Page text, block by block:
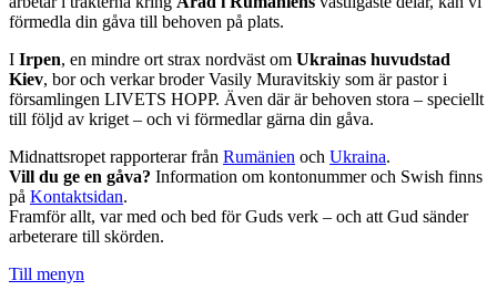
förmedla din gåva till behoven på plats.
I Irpen, en mindre ort strax nordväst om Ukrainas huvudstad
Kiev, bor och verkar broder Vasily Muravitskiy som är pastor i
församlingen LIVETS HOPP. Även där är behoven stora – speciellt
till följd av kriget – och vi förmedlar gärna din gåva.
Midnattsropet rapporterar från Rumänien och Ukraina.
Vill du ge en gåva? Information om kontonummer och Swish finns
på Kontaktsidan.
Framför allt, var med och bed för Guds verk – och att Gud sänder
arbeterare till skörden.
Till menyn